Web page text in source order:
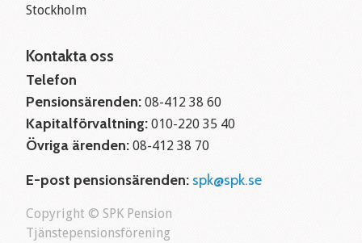
Stockholm
Kontakta oss
Telefon
Pensionsärenden: 08-412 38 60
Kapitalförvaltning: 010-220 35 40
Övriga ärenden: 08-412 38 70
E-post pensionsärenden: spk@spk.se
Copyright © SPK Pension
Tjänstepensionsförening